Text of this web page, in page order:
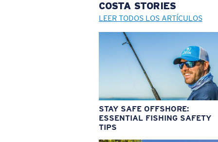
COSTA STORIES
LEER TODOS LOS ARTÍCULOS
STAY SAFE OFFSHORE:
ESSENTIAL FISHING SAFETY
TIPS